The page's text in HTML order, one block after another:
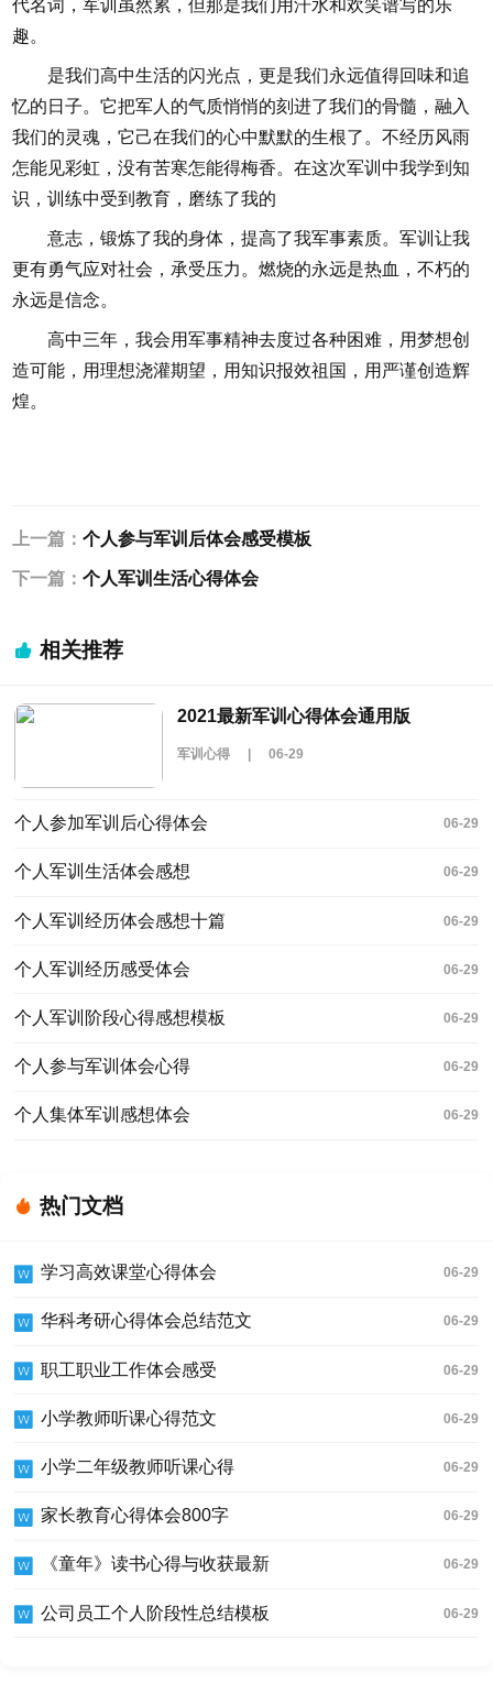
代名词，军训虽然累，但那是我们用汗水和欢笑谱写的乐
趣。
是我们高中生活的闪光点，更是我们永远值得回味和追
忆的日子。它把军人的气质悄悄的刻进了我们的骨髓，融入
我们的灵魂，它己在我们的心中默默的生根了。不经历风雨
怎能见彩虹，没有苦寒怎能得梅香。在这次军训中我学到知
识，训练中受到教育，磨练了我的
意志，锻炼了我的身体，提高了我军事素质。军训让我
更有勇气应对社会，承受压力。燃烧的永远是热血，不朽的
永远是信念。
高中三年，我会用军事精神去度过各种困难，用梦想创
造可能，用理想浇灌期望，用知识报效祖国，用严谨创造辉
煌。
上一篇：个人参与军训后体会感受模板
下一篇：个人军训生活心得体会
相关推荐
2021最新军训心得体会通用版
军训心得 06-29
个人参加军训后心得体会 06-29
个人军训生活体会感想 06-29
个人军训经历体会感想十篇 06-29
个人军训经历感受体会 06-29
个人军训阶段心得感想模板 06-29
个人参与军训体会心得 06-29
个人集体军训感想体会 06-29
热门文档
学习高效课堂心得体会 06-29
华科考研心得体会总结范文 06-29
职工职业工作体会感受 06-29
小学教师听课心得范文 06-29
小学二年级教师听课心得 06-29
家长教育心得体会800字 06-29
《童年》读书心得与收获最新 06-29
公司员工个人阶段性总结模板 06-29